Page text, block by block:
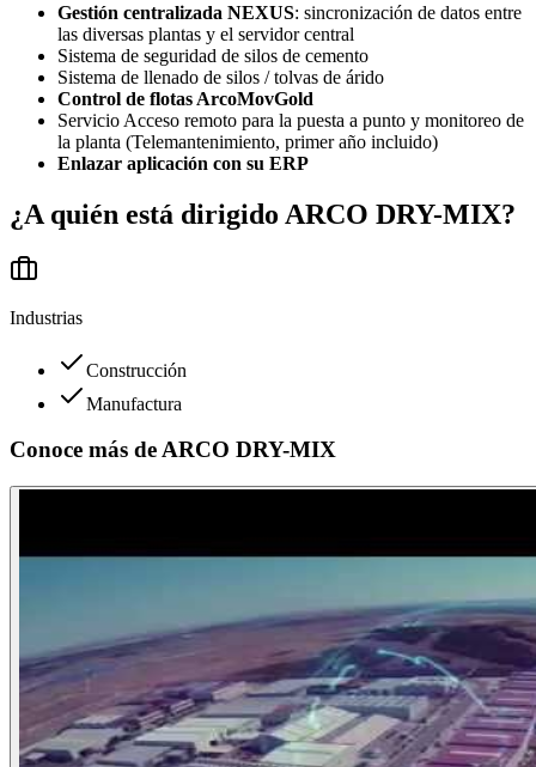
Gestión centralizada NEXUS: sincronización de datos entre
las diversas plantas y el servidor central
Sistema de seguridad de silos de cemento
Sistema de llenado de silos / tolvas de árido
Control de flotas ArcoMovGold
Servicio Acceso remoto para la puesta a punto y monitoreo de
la planta (Telemantenimiento, primer año incluido)
Enlazar aplicación con su ERP
¿A quién está dirigido ARCO DRY-MIX?
Industrias
Construcción
Manufactura
Conoce más deARCO DRY-MIX